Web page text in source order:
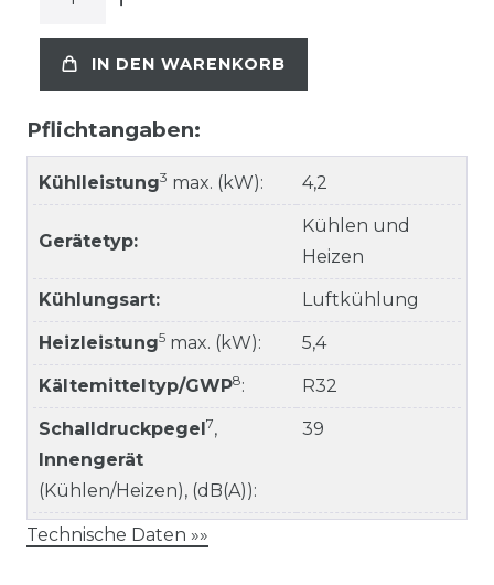
IN DEN WARENKORB
Pflichtangaben:
Kühlleistung3 max. (kW): 4,2
Gerätetyp:
Kühlen und
Heizen
Kühlungsart: Luftkühlung
Heizleistung5 max. (kW): 5,4
Kältemitteltyp/GWP8: R32
Schalldruckpegel 7,
Innengerät
(Kühlen/Heizen), (dB(A)):
39
Technische Daten »»